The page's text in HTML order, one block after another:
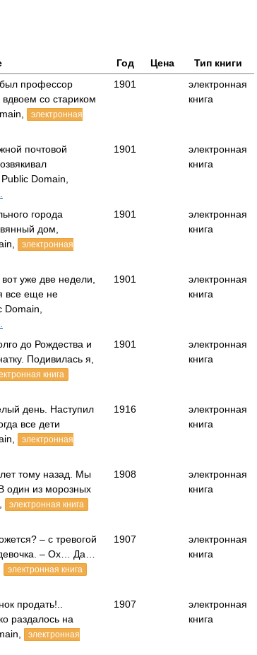
Год Цена
Тип книги
профессор
со стариком
электронная
1901
электронная
книга
почтовой
Domain,
1901
электронная
книга
города
дом,
электронная
1901
электронная
книга
уже две недели,
все еще не
1901
электронная
книга
до Рождества и
Подивилась я,
книга
1901
электронная
книга
день. Наступил
все дети
электронная
1916
электронная
книга
тому назад. Мы
один из морозных
электронная книга
1908
электронная
книга
– с тревогой
– Ох… Да…
электронная книга
1907
электронная
книга
продать!..
раздалось на
электронная
1907
электронная
книга